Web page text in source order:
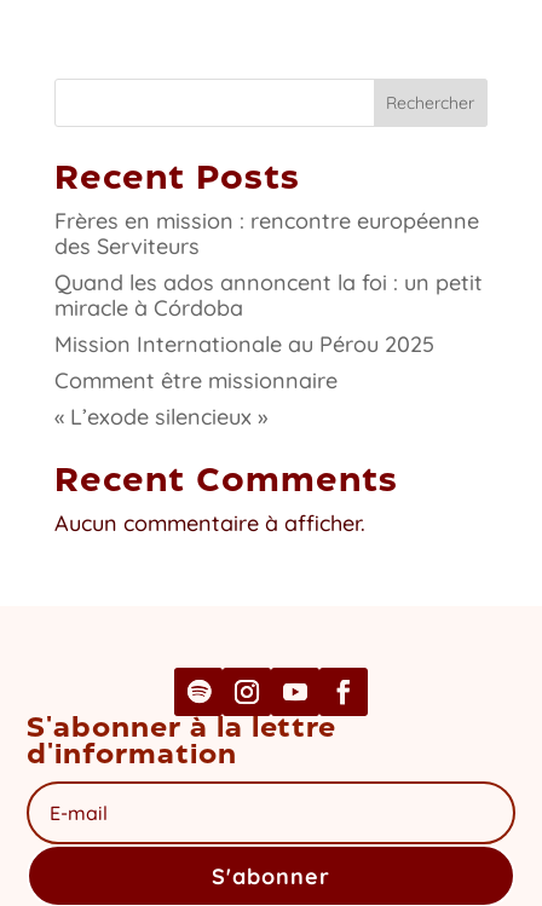
Rechercher
Recent Posts
Frères en mission : rencontre européenne
des Serviteurs
Quand les ados annoncent la foi : un petit
miracle à Córdoba
Mission Internationale au Pérou 2025
Comment être missionnaire
« L’exode silencieux »
Recent Comments
Aucun commentaire à afficher.
S'abonner à la lettre
d'information
S'abonner